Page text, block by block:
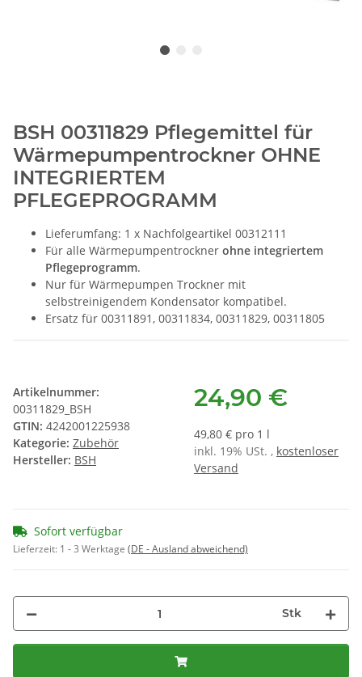
BSH 00311829 Pflegemittel für
Wärmepumpentrockner OHNE
INTEGRIERTEM
PFLEGEPROGRAMM
Lieferumfang: 1 x Nachfolgeartikel 00312111
Für alle Wärmepumpentrockner ohne integriertem
Pflegeprogramm.
Nur für Wärmepumpen Trockner mit
selbstreinigendem Kondensator kompatibel.
Ersatz für 00311891, 00311834, 00311829, 00311805
Artikelnummer:
00311829_BSH
GTIN: 4242001225938
Kategorie: Zubehör
Hersteller: BSH
24,90 €
49,80 € pro 1 l
inkl. 19% USt. , kostenloser
Versand
Sofort verfügbar
Lieferzeit: 1 - 3 Werktage (DE - Ausland abweichend)
Stk